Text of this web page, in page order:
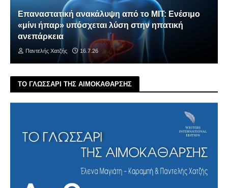
Επαναστατική ανακάλυψη από το MIT: Ενέσιμο
«μίνι ήπαρ» υπόσχεται λύση στην ηπατική
ανεπάρκεια
Παντελής Χατζής 16.7.26
ΤΟ ΓΛΩΣΣΑΡΙ ΤΗΣ ΑΙΜΟΚΑΘΑΡΣΗΣ